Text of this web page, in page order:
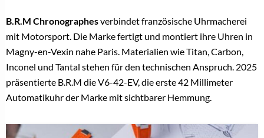
B.R.M Chronographesverbindet französische Uhrmacherei
mit Motorsport. Die Marke fertigt und montiert ihre Uhren in
Magny-en-Vexin nahe Paris. Materialien wie Titan, Carbon,
Inconel und Tantal stehen für den technischen Anspruch. 2025
präsentierte B.R.M die V6-42-EV, die erste 42 Millimeter
Automatikuhr der Marke mit sichtbarer Hemmung.